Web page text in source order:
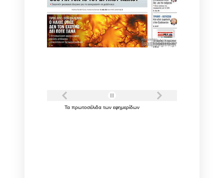
Τα πρωτοσέλιδα των εφημερίδων